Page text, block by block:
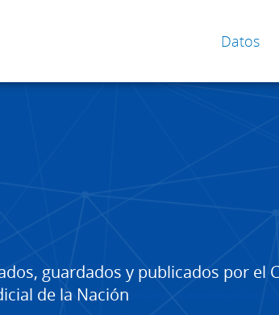
Datos
guardados y publicados por el
de la Nación